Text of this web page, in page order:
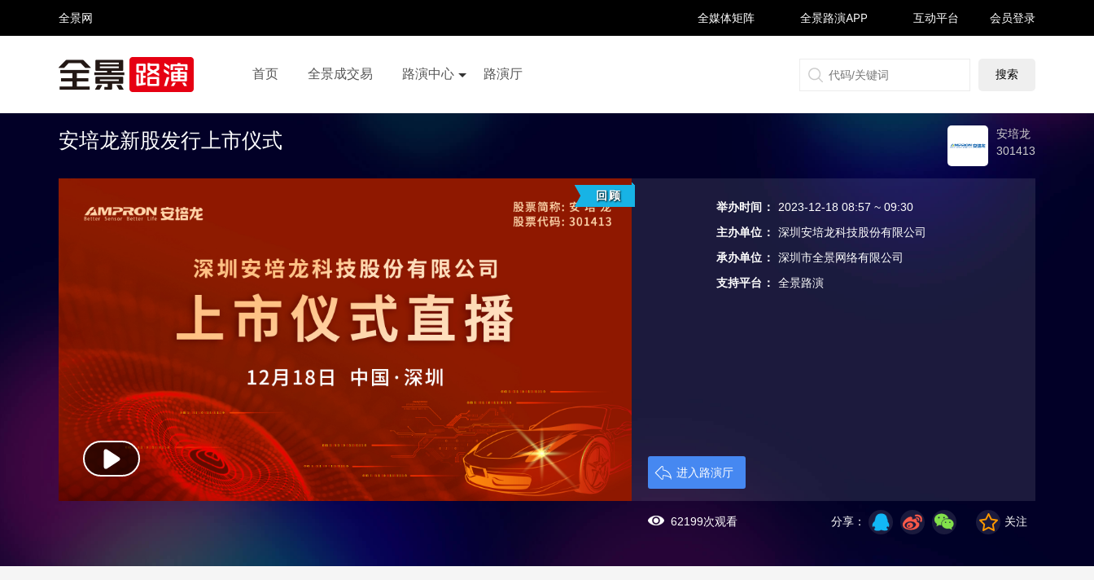
全景网 全媒体矩阵
视频号 全景网官微 微信公众号 头条号 百家号 抖音号 快手号 喜马拉雅 财富号 搜狐号 同顺号 雪球号 生活号
全景路演APP 互动平台 会员登录
首页 全景成交易 路演中心 路演厅
安培龙新股发行上市仪式
安培龙
301413
回顾
举办时间 ：
2023-12-18 08:57 ~ 09:30
主办单位 ：
深圳安培龙科技股份有限公司
承办单位 ：
深圳市全景网络有限公司
支持平台 ： 全景路演
进入路演厅
分享： 关注
62199次观看